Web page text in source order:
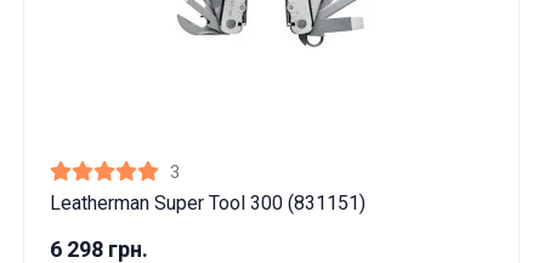
3
Leatherman Super Tool 300 (831151)
6 298 грн.